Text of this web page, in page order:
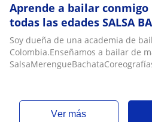
Aprende a bailar
todas las edades SALSA
COREOGRAFÍAS BODAS 15S
Soy dueña de una academia de
Colombia.Enseñamos a bailar de
ver más